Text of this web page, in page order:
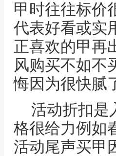
甲时往往标价
代表好看或实
正喜欢的甲再
风购买不如不
悔因为很快腻
活动折扣是
格很给力例如
活动尾声买甲